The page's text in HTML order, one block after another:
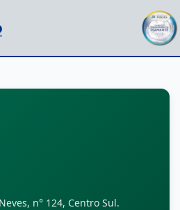
n° 124, Centro Sul.